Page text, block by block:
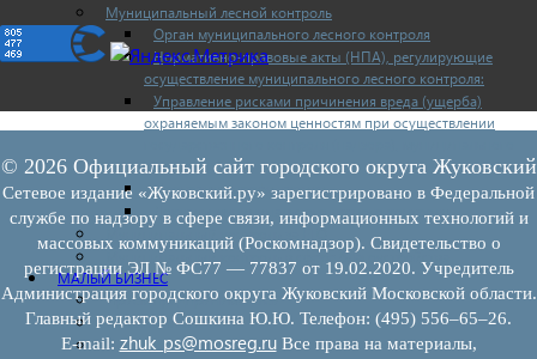
Муниципальный лесной контроль
Орган муниципального лесного контроля
Нормативно-правовые акты (НПА), регулирующие
осуществление муниципального лесного контроля:
Управление рисками причинения вреда (ущерба)
охраняемым законом ценностям при осуществлении
контроля
Программа профилактики
Доклады муниципального лесного контроля
Муниципальный контроль за ЕТО
Муниципальный контроль в сфере благоустройства
МАЛЫЙ БИЗНЕС
Прием предпринимателей
Новости МСП
Поддержка МСП
© 2026 Официальный сайт городского округа Жуковский
Сетевое издание «Жуковский.ру» зарегистрировано в Федеральной
службе по надзору в сфере связи, информационных технологий и
массовых коммуникаций (Роскомнадзор). Свидетельство о
регистрации ЭЛ № ФС77 — 77837 от 19.02.2020. Учредитель
Администрация городского округа Жуковский Московской области.
Главный редактор Сошкина Ю.Ю. Телефон: (495) 556–65–26.
E‑mail: zhuk_ps@mosreg.ruВсе права на материалы,